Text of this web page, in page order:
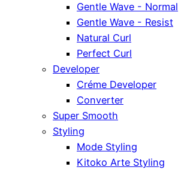
Gentle Wave - Normal
Gentle Wave - Resist
Natural Curl
Perfect Curl
Developer
Créme Developer
Converter
Super Smooth
Styling
Mode Styling
Kitoko Arte Styling